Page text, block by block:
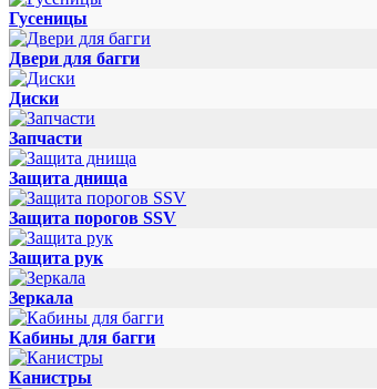
Гусеницы
Двери для багги
Диски
Запчасти
Защита днища
Защита порогов SSV
Защита рук
Зеркала
Кабины для багги
Канистры